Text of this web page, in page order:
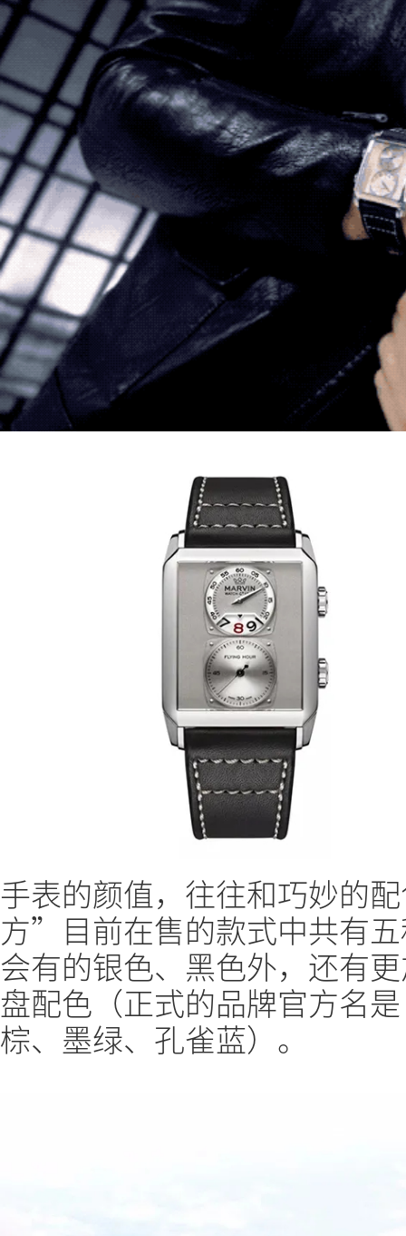
手表的颜值，往往和巧妙的
方”目前在售的款式中共有
会有的银色、黑色外，还有
盘配色（正式的品牌官方名
棕、墨绿、孔雀蓝）。